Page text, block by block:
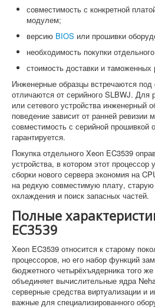
совместимость с конкретной
модулем;
версию BIOS или прошивки
необходимость покупки
стоимость доставки и таможенных
Инженерные образцы встречаются под
отличаются от серийного SLBWJ. Для
или сетевого устройства инженерный
поведение зависит от ранней ревизии
совместимость с серийной прошивкой
гарантируется.
Покупка отдельного Xeon EC3539
устройства, в котором этот
сборки нового сервера экономия на
на редкую совместимую плату,
охлаждения и поиск запасных частей.
Полные
EC3539
Xeon EC3539 относится к старому
процессоров, но его набор функций
бюджетного четырёхъядерника того
объединяет вычислительные ядра
серверные средства виртуализации и
важные для специализированного